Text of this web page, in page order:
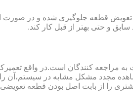
قطعه جلوگیری شده و در صورت
و حتی بهتر از قبل کار کند.
مجدد مشکل مشابه در سیستم،آن
را از بابت اصل بودن قطعه تعویضی